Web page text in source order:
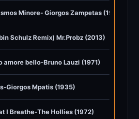
Minore- Giorgos Zampetas (1950)
Schulz Remix) Mr.Probz (2013)
amore bello-Bruno Lauzi (1971)
Giorgos Mpatis (1935)
I Breathe-The Hollies (1972)